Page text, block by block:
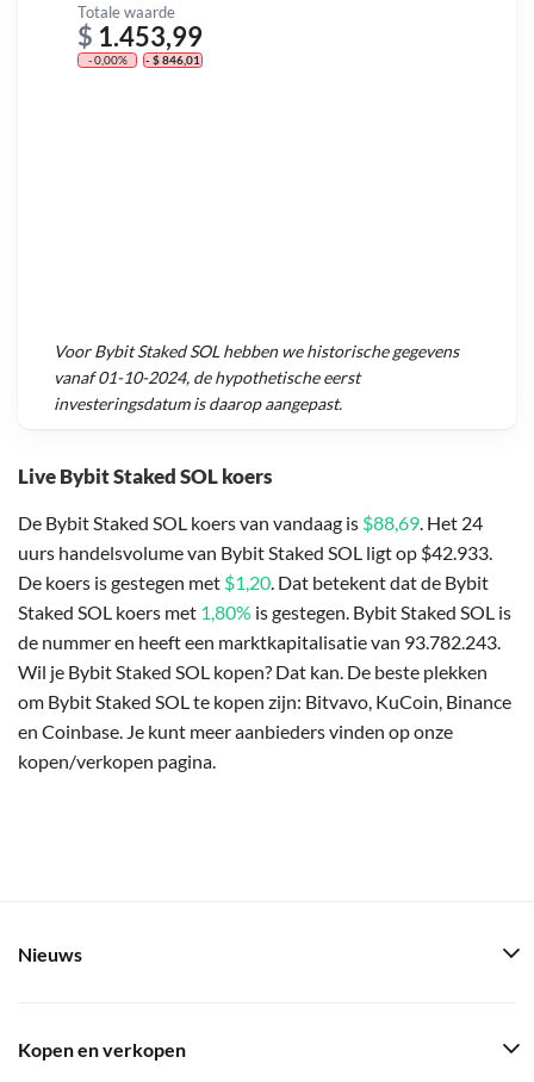
Live Bybit Staked SOL koers
De Bybit Staked SOL koers van vandaag is $88,69. Het 24
uurs handelsvolume van Bybit Staked SOL ligt op $42.933.
De koers is gestegen met $1,20. Dat betekent dat de Bybit
Staked SOL koers met 1,80% is gestegen. Bybit Staked SOL is
de nummer en heeft een marktkapitalisatie van 93.782.243.
Wil je Bybit Staked SOL kopen? Dat kan. De beste plekken
om Bybit Staked SOL te kopen zijn: Bitvavo, KuCoin, Binance
en Coinbase. Je kunt meer aanbieders vinden op onze
kopen/verkopen pagina.
Totale waarde
$ 1.453,99
- 0,00% - $ 846,01
VoorBybit Staked SOL hebben we historische gegevens
vanaf01-10-2024, de hypothetische eerst
investeringsdatum is daarop aangepast.
Nieuws
Kopen en verkopen